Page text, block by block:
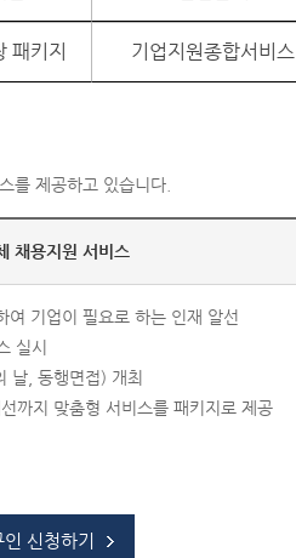
패키지 기업지원종합서비스
를 제공하고 있습니다.
채용지원 서비스
여 기업이 필요로 하는 인재 알선
실시
날, 동행면접) 개최
까지 맞춤형 서비스를 패키지로 제공
인 신청하기